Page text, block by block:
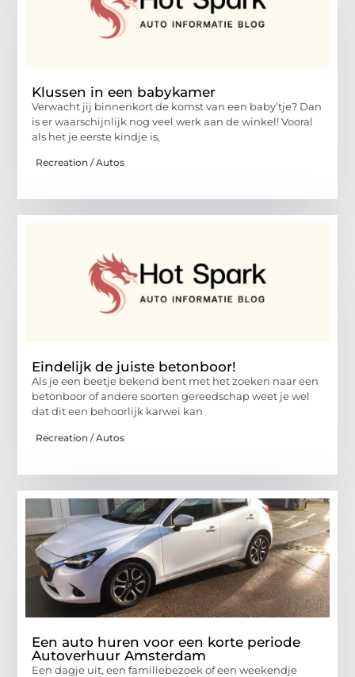
Klussen in een babykamer
Verwacht jij binnenkort de komst van een baby’tje? Dan
is er waarschijnlijk nog veel werk aan de winkel! Vooral
als het je eerste kindje is,
Recreation / Autos
Eindelijk de juiste betonboor!
Als je een beetje bekend bent met het zoeken naar een
betonboor of andere soorten gereedschap weet je wel
dat dit een behoorlijk karwei kan
Recreation / Autos
Een auto huren voor een korte periode
Autoverhuur Amsterdam
Een dagje uit, een familiebezoek of een weekendje